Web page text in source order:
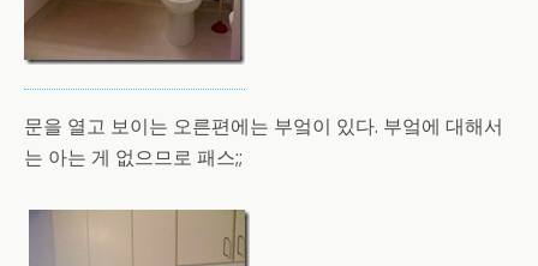
문을 열고 보이는 오른편에는 부엌이 있다. 부엌에 대해서
는 아는 게 없으므로 패스;;